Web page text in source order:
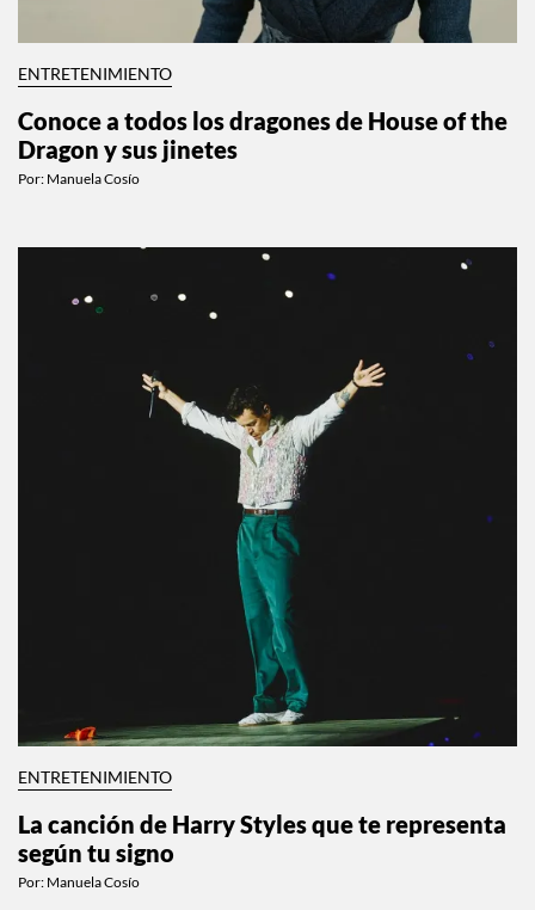
ENTRETENIMIENTO
Conoce a todos los dragones de House of the
Dragon y sus jinetes
Por: Manuela Cosío
ENTRETENIMIENTO
La canción de Harry Styles que te representa
según tu signo
Por: Manuela Cosío